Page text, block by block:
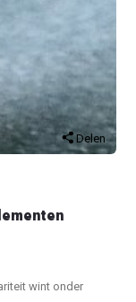
Delen
wint onder